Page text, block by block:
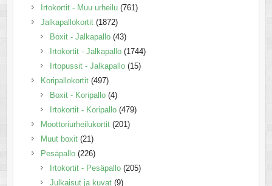
Irtokortit - Muu urheilu (761)
Jalkapallokortit (1872)
Boxit - Jalkapallo (43)
Irtokortit - Jalkapallo (1744)
Irtopussit - Jalkapallo (15)
Koripallokortit (497)
Boxit - Koripallo (4)
Irtokortit - Koripallo (479)
Moottoriurheilukortit (201)
Muut boxit (21)
Pesäpallo (226)
Irtokortit - Pesäpallo (205)
Julkaisut ja kuvat (9)